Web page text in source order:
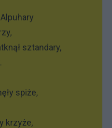
sztandary,
spiże,
krzyże,